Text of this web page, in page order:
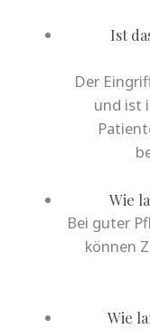
Ist
Der
und ist
Wie
Bei guter
können
Wie